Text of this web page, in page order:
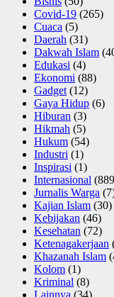
Covid-19 (265)
Cuaca (5)
Daerah (31)
Dakwah Islam
Edukasi (4)
Ekonomi (88)
Gadget (12)
Gaya Hidup (6)
Hiburan (3)
Hikmah (5)
Hukum (54)
Industri (1)
Inspirasi (1)
Internasional
Jurnalis Warga
Kajian Islam (30)
Kebijakan (46)
Kesehatan (72)
Ketenagakerjaan
Khazanah Islam
Kolom (1)
Kriminal (8)
Lainnya (34)